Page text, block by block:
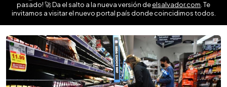
pasado! 🚀 Da el salto a la nueva versión deelsalvador.com . Te
invitamos a visitar el nuevo portal país donde coincidimos todos.